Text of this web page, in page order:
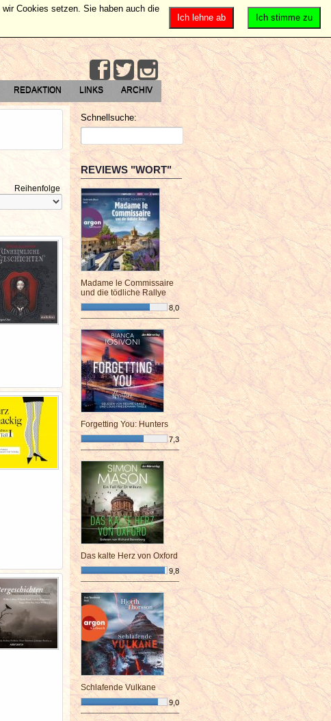
REDAKTION LINKS ARCHIV
Reihenfolge
Schnellsuche:
REVIEWS "WORT"
Madame le Commissaire
und die tödliche Rallye
8,0
¯¯¯¯¯¯¯¯¯¯¯¯¯¯¯¯¯¯¯¯¯¯¯¯
Forgetting You: Hunters
7,3
¯¯¯¯¯¯¯¯¯¯¯¯¯¯¯¯¯¯¯¯¯¯¯¯
Das kalte Herz von Oxford
9,8
¯¯¯¯¯¯¯¯¯¯¯¯¯¯¯¯¯¯¯¯¯¯¯¯
Schlafende Vulkane
9,0
¯¯¯¯¯¯¯¯¯¯¯¯¯¯¯¯¯¯¯¯¯¯¯¯
Ich stimme zu
Ich lehne ab
Cookies setzen. Sie haben auch die